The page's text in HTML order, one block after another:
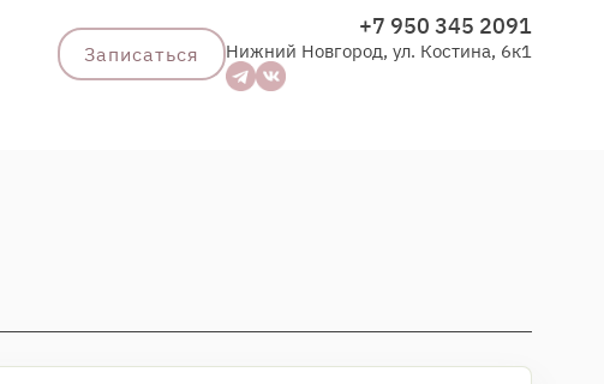
Записаться
+7 950 345 2091
Нижний Новгород, ул. Костина, 6к1